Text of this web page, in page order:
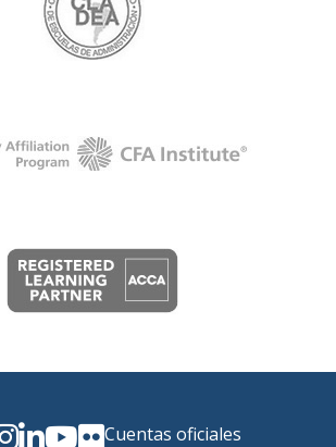
Cuentas oficiales